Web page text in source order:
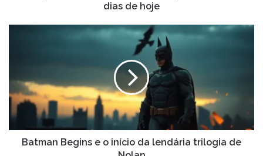
dias de hoje
início
da
lendária
trilogia
de
NolanBatman Begins e o início da lendária trilogia de